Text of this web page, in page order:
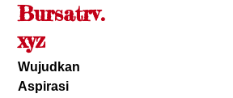
Skip
content
Bursatrv.
xyz
Wujudkan
Aspirasi